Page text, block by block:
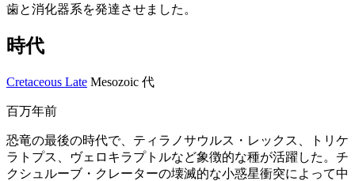
歯と消化器系を発達させました。
時代
Cretaceous Late Mesozoic 代
百万年前
恐竜の最後の時代で、ティラノサウルス・レックス、トリケ
ラトプス、ヴェロキラプトルなど象徴的な種が活躍した。チ
クシュルーブ・クレーターの壊滅的な小惑星衝突によって中